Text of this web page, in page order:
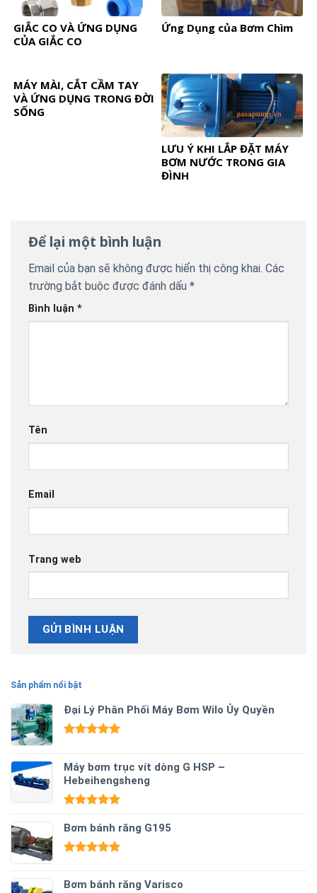
GIẮC CO VÀ ỨNG DỤNG
CỦA GIẮC CO
Ứng Dụng của Bơm Chìm
MÁY MÀI, CẮT CẦM TAY
VÀ ỨNG DỤNG TRONG ĐỜI
SỐNG
LƯU Ý KHI LẮP ĐẶT MÁY
BƠM NƯỚC TRONG GIA
ĐÌNH
Để lại một bình luận
Email của bạn sẽ không được hiển thị công khai. Các
trường bắt buộc được đánh dấu *
Bình luận *
Tên
Email
Trang web
Sản phẩm nổi bật
Đại Lý Phân Phối Máy Bơm Wilo Ủy Quyền
5 sao
Máy bơm trục vít dòng G HSP –
Hebeihengsheng
hạng5.00
5 sao
Bơm bánh răng G195
5 sao
Bơm bánh răng Varisco